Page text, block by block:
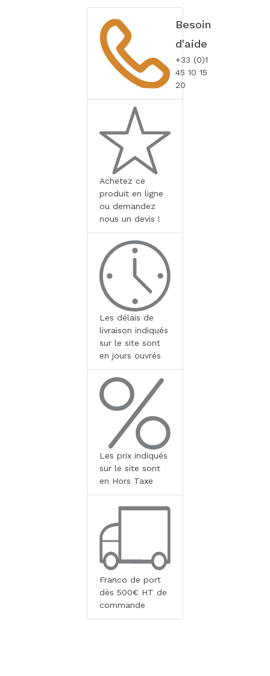
Besoin
d'aide
+33 (0)1
45 10 15
20
Achetez ce
produit en ligne
ou demandez
nous un devis !
Les délais de
livraison indiqués
sur le site sont
en jours ouvrés
Les prix indiqués
sur le site sont
en Hors Taxe
Franco de port
dès 500€ HT de
commande